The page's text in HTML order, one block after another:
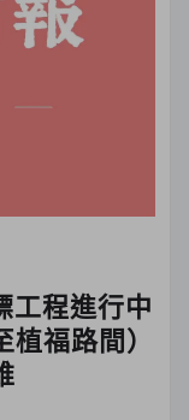
工程進行中
福路間）